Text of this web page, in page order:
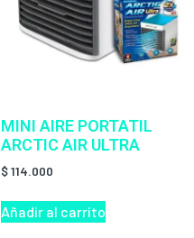
MINI AIRE PORTATIL
ARCTIC AIR ULTRA
$114.000
Añadir al carrito